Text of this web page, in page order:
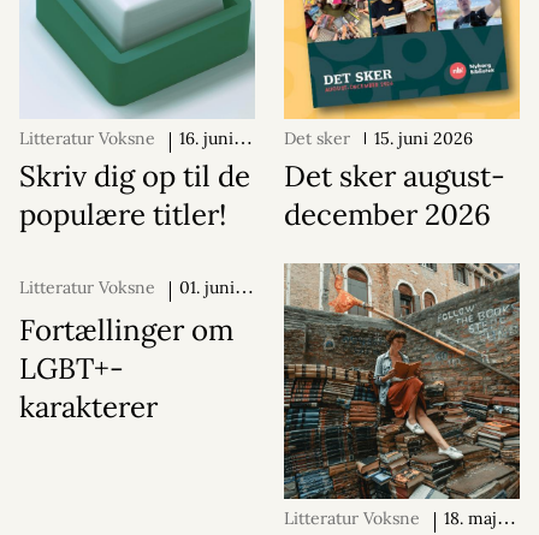
Litteratur Voksne
16. juni
2026
Skriv dig op til de
populære titler!
Det sker 15. juni 2026
Det sker august-
december 2026
Litteratur Voksne
01. juni
2026
Fortællinger om
LGBT+-
karakterer
Litteratur Voksne
18. maj